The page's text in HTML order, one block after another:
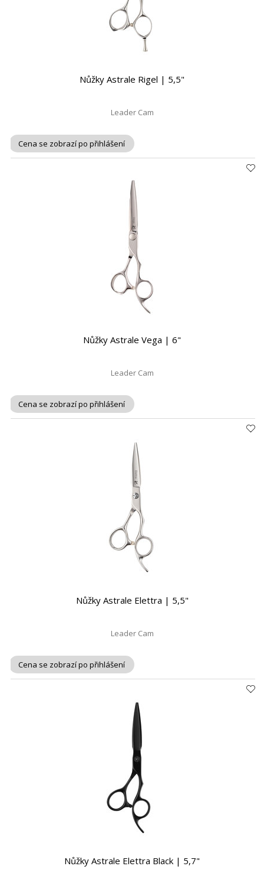
Nůžky Astrale Rigel | 5,5"
Leader Cam
Cena se zobrazí po přihlášení
Nůžky Astrale Vega | 6"
Leader Cam
Cena se zobrazí po přihlášení
Nůžky Astrale Elettra | 5,5"
Leader Cam
Cena se zobrazí po přihlášení
Nůžky Astrale Elettra Black | 5,7"